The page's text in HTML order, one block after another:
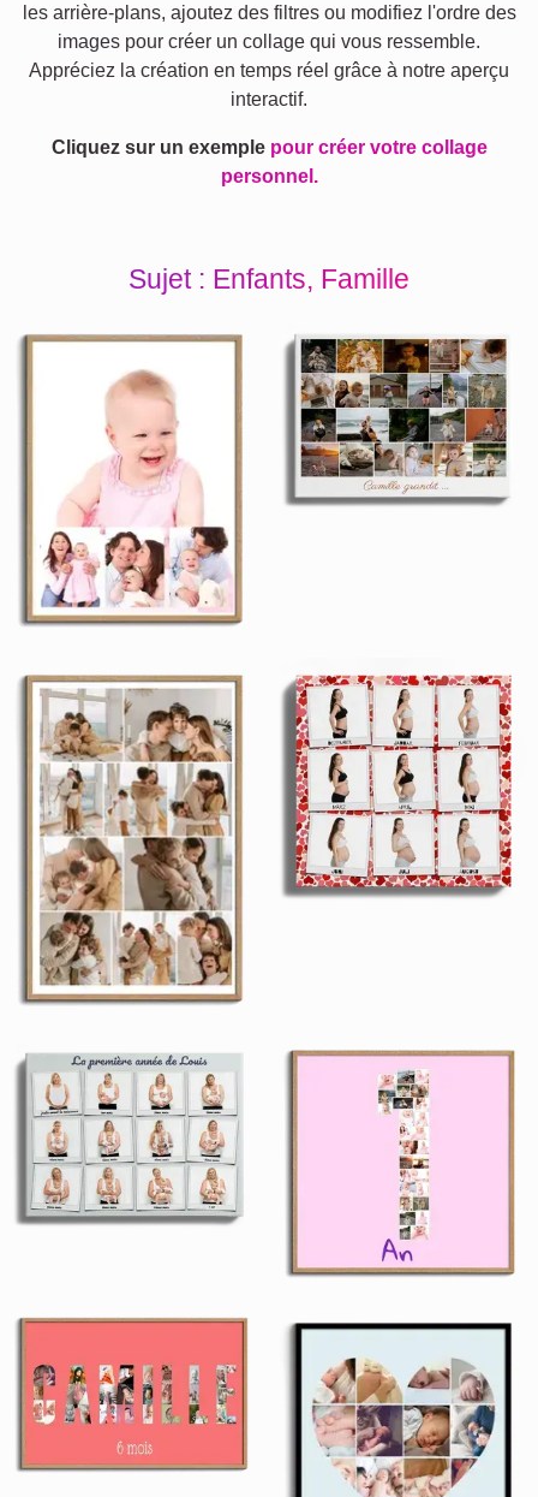
les arrière-plans, ajoutez des filtres ou modifiez l'ordre des
images pour créer un collage qui vous ressemble.
Appréciez la création en temps réel grâce à notre aperçu
interactif.
Cliquez sur un exemple pour créer votre collage
personnel.
Sujet : Enfants, Famille